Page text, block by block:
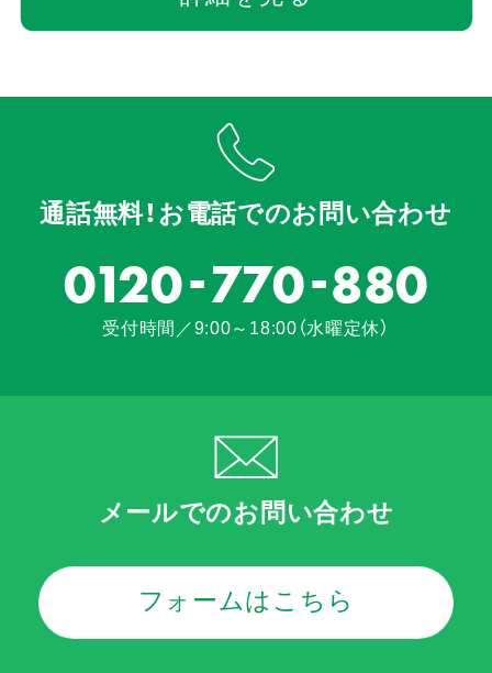
また、実際の施工事例も掲載しておりますので、
住まいのイメージづくりにぜひご活用ください。
通話無料！お電話でのお問い合わせ
0120-770-880
受付時間／9:00～18:00（水曜定休）
メールでのお問い合わせ
フォームはこちら